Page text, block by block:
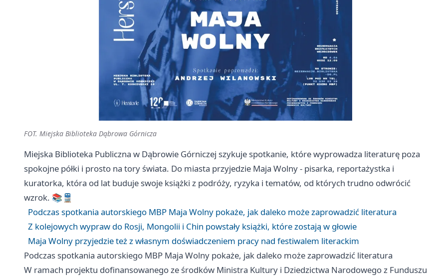
FOT. Miejska Biblioteka Dąbrowa Górnicza
Miejska Biblioteka Publiczna w Dąbrowie Górniczej szykuje spotkanie, które wyprowadza literaturę poza
spokojne półki i prosto na tory świata. Do miasta przyjedzie Maja Wolny - pisarka, reportażystka i
kuratorka, która od lat buduje swoje książki z podróży, ryzyka i tematów, od których trudno odwrócić
wzrok. 📚🚆
Podczas spotkania autorskiego MBP Maja Wolny pokaże, jak daleko może zaprowadzić literatura
Z kolejowych wypraw do Rosji, Mongolii i Chin powstały książki, które zostają w głowie
Maja Wolny przyjedzie też z własnym doświadczeniem pracy nad festiwalem literackim
Podczas spotkania autorskiego MBP Maja Wolny pokaże, jak daleko może zaprowadzić literatura
W ramach projektu dofinansowanego ze środków Ministra Kultury i Dziedzictwa Narodowego z Funduszu